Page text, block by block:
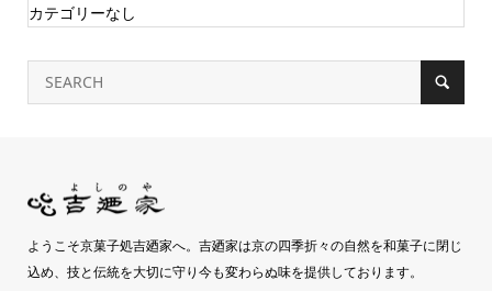
カテゴリーなし
ようこそ京菓子処吉廼家へ。吉廼家は京の四季折々の自然を和菓子に閉じ
込め、技と伝統を大切に守り今も変わらぬ味を提供しております。